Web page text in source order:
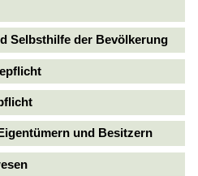
Selbsthilfe der Bevölkerung
und Besitzern